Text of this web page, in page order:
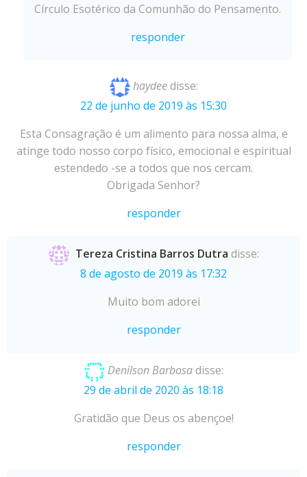
Círculo Esotérico da Comunhão do Pensamento.
responder
haydee disse:
22 de junho de 2019 às 15:30
Esta Consagração é um alimento para nossa alma, e
atinge todo nosso corpo físico, emocional e espiritual
estendedo -se a todos que nos cercam.
Obrigada Senhor?
responder
Tereza Cristina Barros Dutra disse:
8 de agosto de 2019 às 17:32
Muito bom adorei
responder
Denilson Barbosa disse:
29 de abril de 2020 às 18:18
Gratidão que Deus os abençoe!
responder